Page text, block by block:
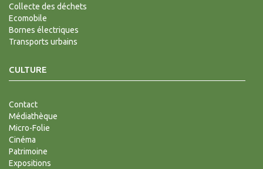
Collecte des déchets
Ecomobile
Bornes électriques
Transports urbains
CULTURE
Contact
Médiathèque
Micro-Folie
Cinéma
Patrimoine
Expositions